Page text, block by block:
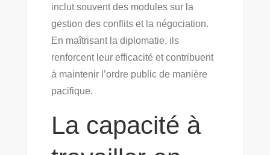
inclut souvent des modules sur la
gestion des conflits et la négociation.
En maîtrisant la diplomatie, ils
renforcent leur efficacité et contribuent
à maintenir l’ordre public de manière
pacifique.
La capacité à